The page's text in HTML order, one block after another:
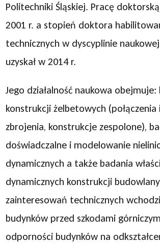
Politechniki Śląskiej. Pracę
2001 r. a stopień doktora
technicznych w dyscyplinie
uzyskał w 2014 r.
Jego działalność naukowa obejmuje:
konstrukcji żelbetowych
zbrojenia, konstrukcje zespolone),
doświadczalne i modelowanie
dynamicznych a także badania
dynamicznych konstrukcji
zainteresowań technicznych
budynków przed szkodami
odporności budynków na